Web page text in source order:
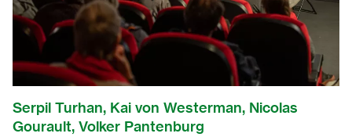
Serpil Turhan, Kai von Westerman, Nicolas
Gourault, Volker Pantenburg